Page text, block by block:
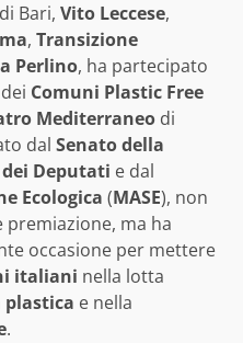
Bari, Vito Leccese,
, Transizione
Perlino, ha partecipato
dei Comuni Plastic Free
Mediterraneo di
dal Senato della
dei Deputati e dal
Ecologica (MASE), non
premiazione, ma ha
occasione per mettere
italiani nella lotta
e nella
.